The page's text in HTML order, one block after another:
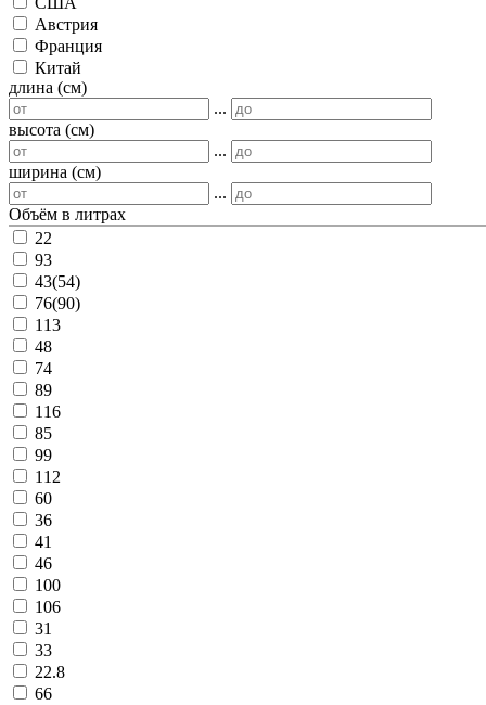
Австрия
Франция
Китай
длина (см)
...
высота (см)
...
ширина (см)
...
Объём в литрах
22
93
43(54)
76(90)
113
48
74
89
116
85
99
112
60
36
41
46
100
106
31
33
22.8
66